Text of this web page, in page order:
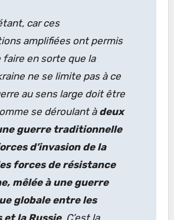
car ces
amplifiées ont permis
faire en sorte que la
ne se limite pas à ce
au sens large doit être
se déroulant à deux
guerre traditionnelle
d’invasion de la
forces de résistance
mêlée à une guerre
globale entre les